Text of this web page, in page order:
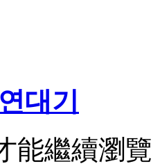
대기
能繼續瀏覽